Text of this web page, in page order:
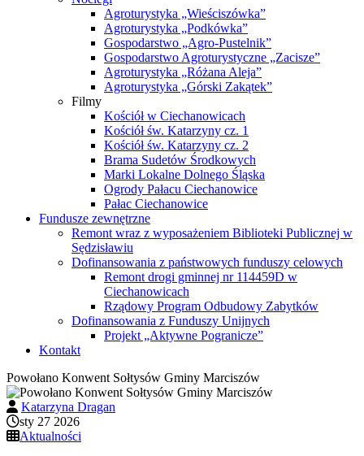
Agroturystyka „Wieściszówka”
Agroturystyka „Podkówka”
Gospodarstwo „Agro-Pustelnik”
Gospodarstwo Agroturystyczne „Zacisze”
Agroturystyka „Różana Aleja”
Agroturystyka „Górski Zakątek”
Filmy
Kościół w Ciechanowicach
Kościół św. Katarzyny cz. 1
Kościół św. Katarzyny cz. 2
Brama Sudetów Środkowych
Marki Lokalne Dolnego Śląska
Ogrody Pałacu Ciechanowice
Pałac Ciechanowice
Fundusze zewnętrzne
Remont wraz z wyposażeniem Biblioteki Publicznej w
Sędzisławiu
Dofinansowania z państwowych funduszy celowych
Remont drogi gminnej nr 114459D w
Ciechanowicach
Rządowy Program Odbudowy Zabytków
Dofinansowania z Funduszy Unijnych
Projekt „Aktywne Pogranicze”
Kontakt
Powołano Konwent Sołtysów Gminy Marciszów
Katarzyna Dragan
sty 27 2026
Aktualności